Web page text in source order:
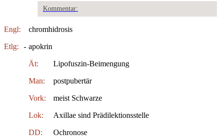
Kommentar:
Engl: chromhidrosis
Etlg: - apokrin
Ät: Lipofuszin-Beimengung
Man: postpubertär
Vork: meist Schwarze
Lok: Axillae sind Prädilektionsstelle
DD: Ochronose